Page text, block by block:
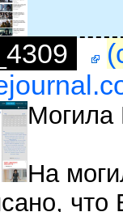
Могила
На
что